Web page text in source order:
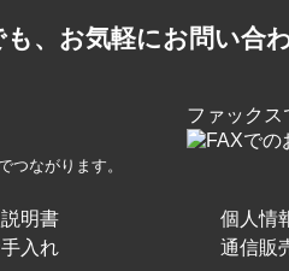
、お気軽にお問い合わ
つながります。
ファックス
明書
入れ
個人情
通信販